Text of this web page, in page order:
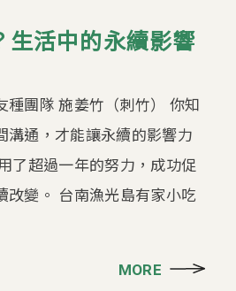
生活中的永續影響
種團隊 施姜竹（刺竹） 你知
溝通，才能讓永續的影響力
了超過一年的努力，成功促
改變。 台南漁光島有家小吃
MORE